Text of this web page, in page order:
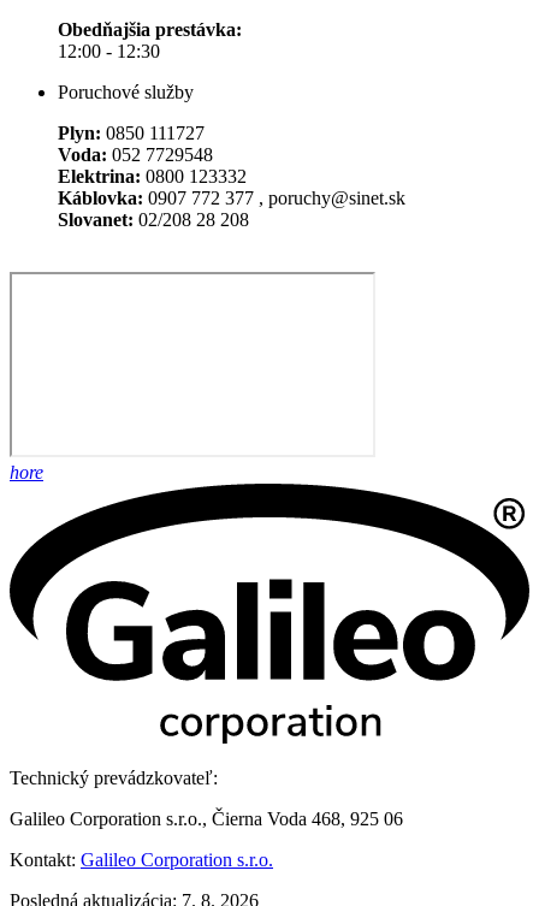
Obedňajšia prestávka:
12:00 - 12:30
Poruchové služby
Plyn: 0850 111727
Voda: 052 7729548
Elektrina: 0800 123332
Káblovka: 0907 772 377 , poruchy@sinet.sk
Slovanet: 02/208 28 208
hore
Technický prevádzkovateľ:
Galileo Corporation s.r.o., Čierna Voda 468, 925 06
Kontakt: Galileo Corporation s.r.o.
Posledná aktualizácia: 7. 8. 2026